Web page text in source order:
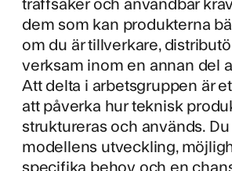
dem som kan produkterna
om du är tillverkare,
verksam inom en annan del
Att delta i arbetsgruppen är
att påverka hur teknisk
struktureras och används.
modellens utveckling,
specifika behov och en